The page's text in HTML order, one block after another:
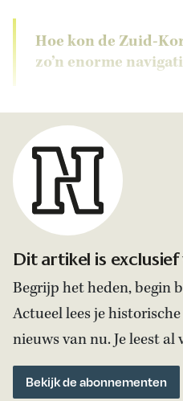
Hoe kon de Zuid-
zo’n enorme
Dit artikel is exclusief
Begrijp het heden, begin
Actueel lees je
nieuws van nu. Je leest
Bekijk de abonnementen